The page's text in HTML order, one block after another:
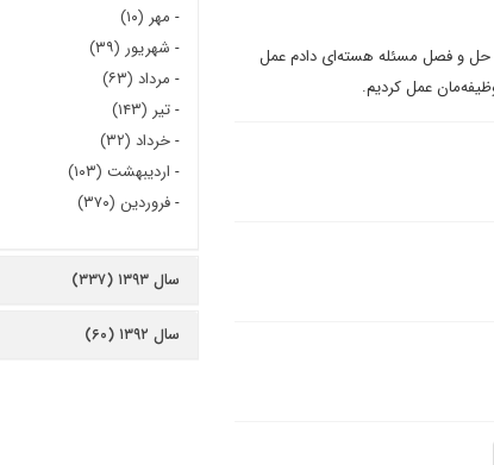
حل و فصل مسئله هسته‌ای دادم عمل
عمل کردیم.
- مهر (۱۰)
- شهریور (۳۹)
- مرداد (۶۳)
-تیر (۱۴۳)
-خرداد (۳۲)
- اردیبهشت (۱۰۳)
-فروردین (۳۷۰)
سال ۱۳۹۳ (۳۳۷)
سال ۱۳۹۲ (۶۰)